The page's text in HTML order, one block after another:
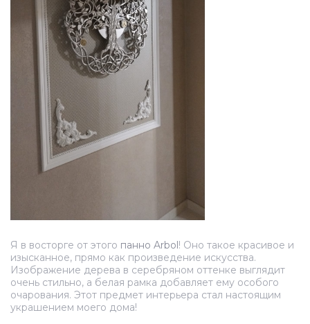
Я в восторге от этого панно Arbоl! Оно такое красивое и
изысканное, прямо как произведение искусства.
Изображение дерева в серебряном оттенке выглядит
очень стильно, а белая рамка добавляет ему особого
очарования. Этот предмет интерьера стал настоящим
украшением моего дома!